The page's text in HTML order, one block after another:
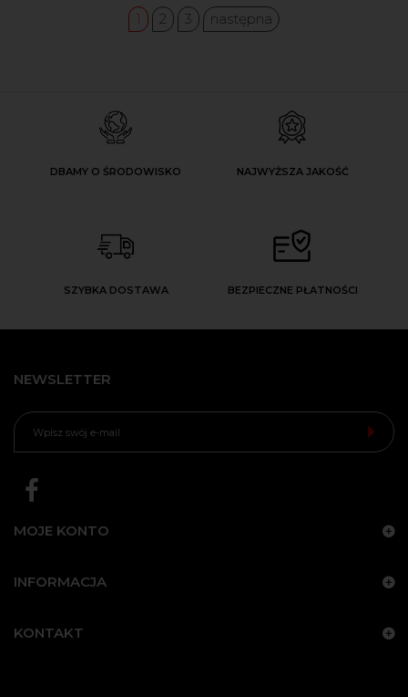
1 2 3 następna
DBAMY O ŚRODOWISKO NAJWYŻSZA JAKOŚĆ
SZYBKA DOSTAWA BEZPIECZNE PŁATNOŚCI
NEWSLETTER
MOJE KONTO
INFORMACJA
KONTAKT